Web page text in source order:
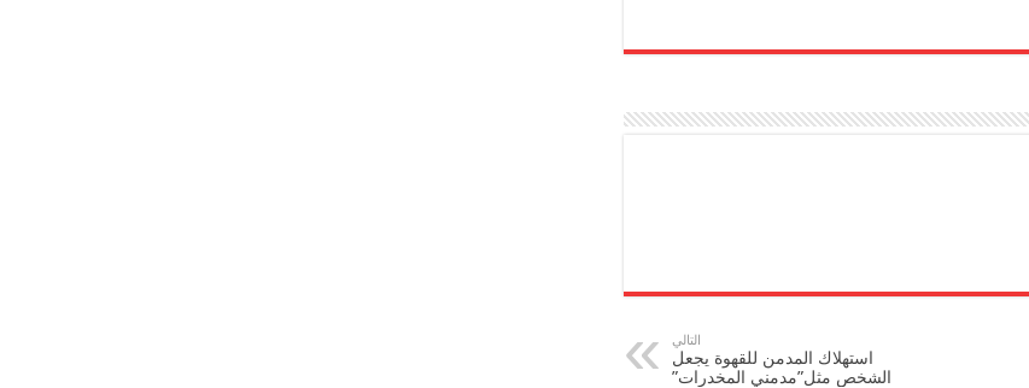
التالي
استهلاك المدمن للقهوة يجعل
الشخص مثل”مدمني المخدرات”